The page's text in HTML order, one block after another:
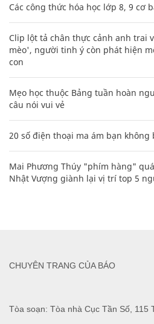
Các công thức hóa học lớp 8, 9 cơ
Clip lột tả chân thực cảnh anh trai
mèo', người tinh ý còn phát hiện
con
Mẹo học thuộc Bảng tuần hoàn
câu nói vui vẻ
20 số điện thoại ma ám bạn không
Mai Phương Thúy "phím hàng"
Nhật Vượng giành lại vị trí top 5
Tòa soạn: Tòa nhà Cục Tần Số, 115
CHUYÊN TRANG CỦA BÁO